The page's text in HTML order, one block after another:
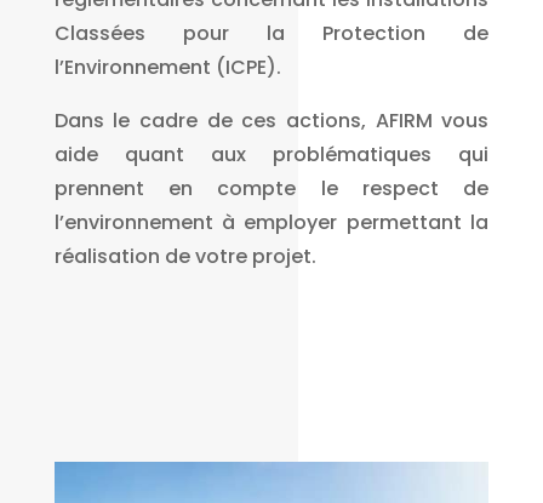
Classées pour la Protection de
l’Environnement (ICPE).
Dans le cadre de ces actions, AFIRM vous
aide quant aux problématiques qui
prennent en compte le respect de
l’environnement à employer permettant la
réalisation de votre projet.